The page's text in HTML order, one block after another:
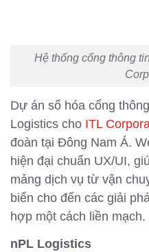
Hệ thống cổng thông
Dự án số hóa cổng
Logistics cho ITL
đoàn tại Đông Nam Á.
hiện đại chuẩn UX/UI,
mảng dịch vụ từ vận
biển cho đến các giải
hợp một cách liền mạch.
nPL Logistics